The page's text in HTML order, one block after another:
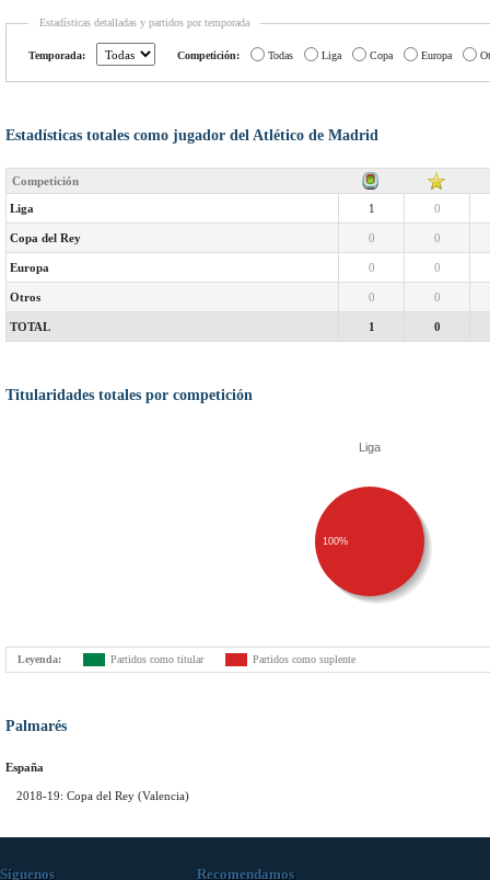
Estadísticas detalladas y partidos por temporada
Temporada: Competición: Todas Liga Copa Europa
Estadísticas totales como jugador del Atlético de Madrid
Competición
Liga 1 0
Copa del Rey 0 0
Europa 0 0
Otros 0 0
TOTAL 1 0
Titularidades totales por competición
Liga
100%
Leyenda: Partidos como titular Partidos como suplente
Palmarés
España
2018-19: Copa del Rey (Valencia)
Síguenos Recomendamos